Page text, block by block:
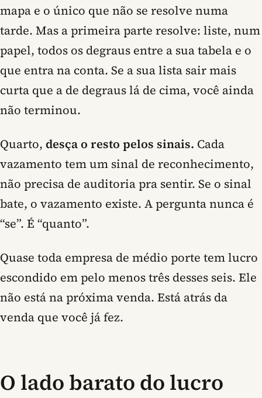
mapa e o único que não se resolve numa
tarde. Mas a primeira parte resolve: liste, num
papel, todos os degraus entre a sua tabela e o
que entra na conta. Se a sua lista sair mais
curta que a de degraus lá de cima, você ainda
não terminou.
Quarto, desça o resto pelos sinais. Cada
vazamento tem um sinal de reconhecimento,
não precisa de auditoria pra sentir. Se o sinal
bate, o vazamento existe. A pergunta nunca é
“se”. É “quanto”.
Quase toda empresa de médio porte tem lucro
escondido em pelo menos três desses seis. Ele
não está na próxima venda. Está atrás da
venda que você já fez.
O lado barato do lucro